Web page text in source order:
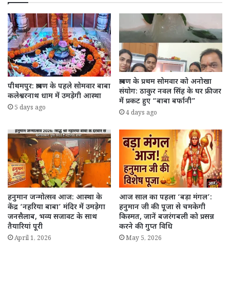
पीथमपुर: श्रावण के पहले सोमवार बाबा
कलेश्वरनाथ धाम में उमड़ेगी आस्था
5 days ago
श्रावण के प्रथम सोमवार को अनोखा
संयोग: ठाकुर नवल सिंह के घर फ्रीजर
में प्रकट हुए “बाबा बर्फानी”
4 days ago
हनुमान जन्मोत्सव आज: आस्था के
केंद्र ‘नहरिया बाबा’ मंदिर में उमड़ेगा
जनसैलाब, भव्य सजावट के साथ
तैयारियां पूरी
April 1, 2026
आज साल का पहला ‘बड़ा मंगल’:
हनुमान जी की पूजा से चमकेगी
किस्मत, जानें बजरंगबली को प्रसन्न
करने की गुप्त विधि
May 5, 2026